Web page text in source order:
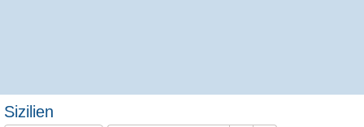
Sizilien